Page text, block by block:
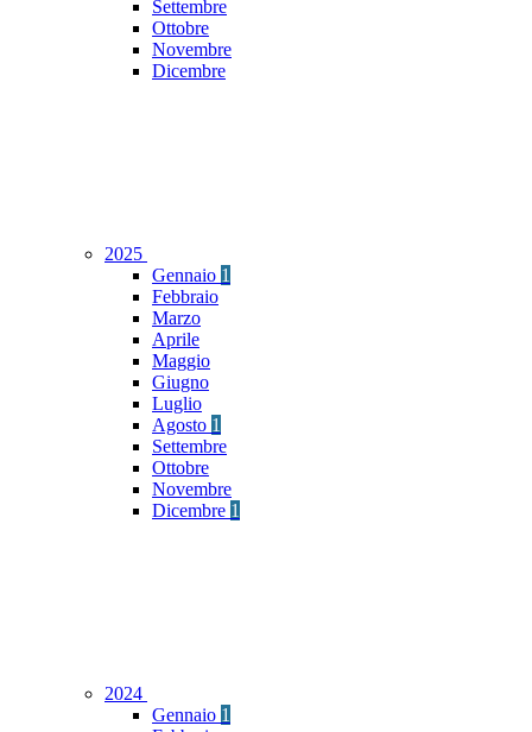
Settembre
Ottobre
Novembre
Dicembre
2025
Gennaio 1
Febbraio
Marzo
Aprile
Maggio
Giugno
Luglio
Agosto 1
Settembre
Ottobre
Novembre
Dicembre 1
2024
Gennaio 1